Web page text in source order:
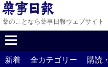
薬のことなら薬事日報ウェブサイト
新着 全カテゴリー 購読